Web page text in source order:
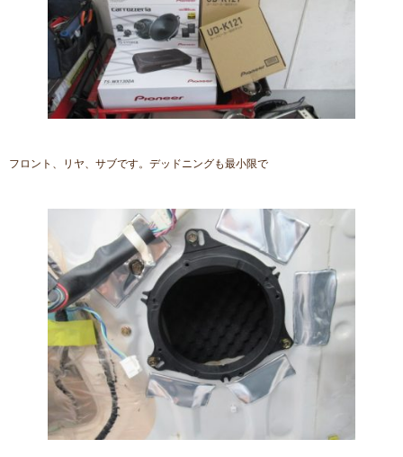
フロント、リヤ、サブです。デッドニングも最小限で